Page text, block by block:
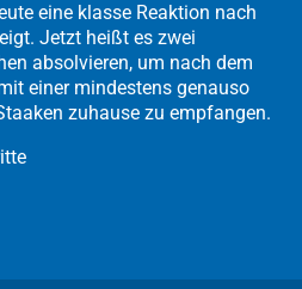
eine klasse Reaktion nach
Jetzt heißt es zwei
absolvieren, um nach dem
einer mindestens genauso
zuhause zu empfangen.